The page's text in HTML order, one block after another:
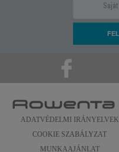
ADATVÉDELMI IRÁNYELVEK
COOKIE SZABÁLYZAT
MUNKAAJÁNLAT